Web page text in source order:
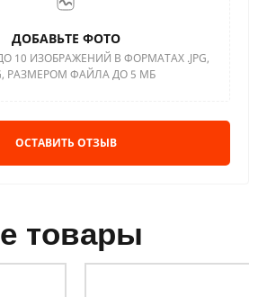
ДОБАВЬТЕ ФОТО
10 ИЗОБРАЖЕНИЙ В ФОРМАТАХ .JPG,
РАЗМЕРОМ ФАЙЛА ДО 5 МБ
ОСТАВИТЬ ОТЗЫВ
товары